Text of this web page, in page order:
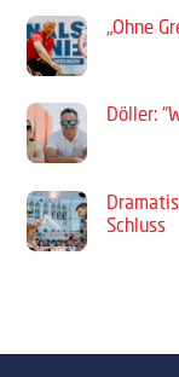
„Ohne
Döller:
Schluss